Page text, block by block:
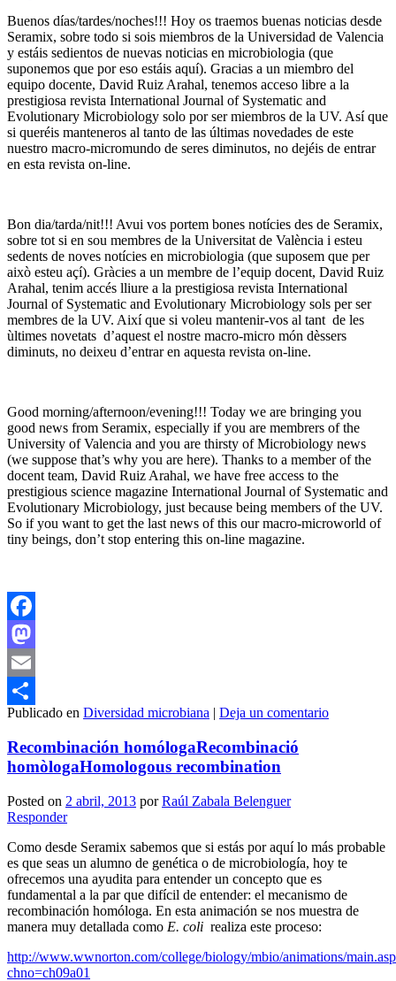
Buenos días/tardes/noches!!! Hoy os traemos buenas noticias desde
Seramix, sobre todo si sois miembros de la Universidad de Valencia
y estáis sedientos de nuevas noticias en microbiologia (que
suponemos que por eso estáis aquí). Gracias a un miembro del
equipo docente, David Ruiz Arahal, tenemos acceso libre a la
prestigiosa revista International Journal of Systematic and
Evolutionary Microbiology solo por ser miembros de la UV. Así que
si queréis manteneros al tanto de las últimas novedades de este
nuestro macro-micromundo de seres diminutos, no dejéis de entrar
en esta revista on-line.
Bon dia/tarda/nit!!! Avui vos portem bones notícies des de Seramix,
sobre tot si en sou membres de la Universitat de València i esteu
sedents de noves notícies en microbiologia (que suposem que per
això esteu açí). Gràcies a un membre de l’equip docent, David Ruiz
Arahal, tenim accés lliure a la prestigiosa revista International
Journal of Systematic and Evolutionary Microbiology sols per ser
membres de la UV. Així que si voleu mantenir-vos al tant de les
ùltimes novetats d’aquest el nostre macro-micro món dèssers
diminuts, no deixeu d’entrar en aquesta revista on-line.
Good morning/afternoon/evening!!! Today we are bringing you
good news from Seramix, especially if you are membrers of the
University of Valencia and you are thirsty of Microbiology news
(we suppose that’s why you are here). Thanks to a member of the
docent team, David Ruiz Arahal, we have free access to the
prestigious science magazine International Journal of Systematic and
Evolutionary Microbiology, just because being members of the UV.
So if you want to get the last news of this our macro-microworld of
tiny beings, don’t stop entering this on-line magazine.
Facebook
Mastodon
Email
Compartir
Publicado en Diversidad microbiana | Deja un comentario
Recombinación homólogaRecombinació
homòlogaHomologous recombination
Posted on 2 abril, 2013 porRaúl Zabala Belenguer
Responder
Como desde Seramix sabemos que si estás por aquí lo más probable
es que seas un alumno de genética o de microbiología, hoy te
ofrecemos una ayudita para entender un concepto que es
fundamental a la par que difícil de entender: el mecanismo de
recombinación homóloga. En esta animación se nos muestra de
manera muy detallada como E. coli realiza este proceso:
http://www.wwnorton.com/college/biology/mbio/animations/
chno=ch09a01